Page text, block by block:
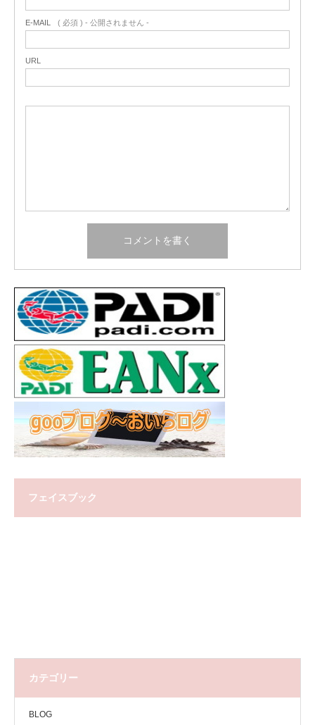
E-MAIL ( 必須 ) - 公開されません -
URL
フェイスブック
カテゴリー
BLOG